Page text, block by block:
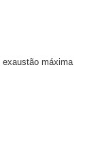
exaustão máxima